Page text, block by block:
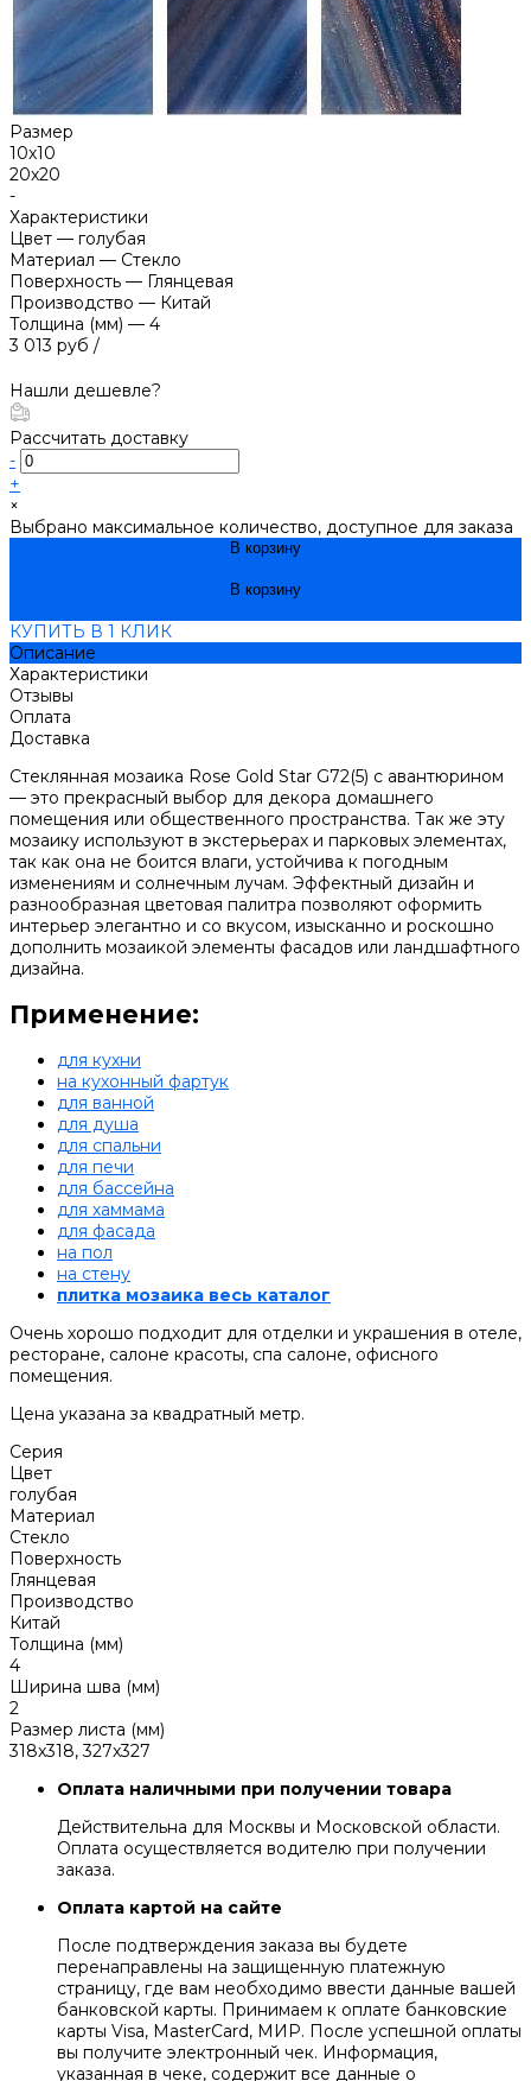
Размер
10х10
20х20
-
Характеристики
Цвет — голубая
Материал — Стекло
Поверхность — Глянцевая
Производство — Китай
Толщина (мм) — 4
3 013 руб /
Нашли дешевле?
Рассчитать доставку
-
+
×
Выбрано максимальное количество, доступное для заказа
В корзину
В корзину
КУПИТЬ В 1 КЛИК
Описание
Характеристики
Отзывы
Оплата
Доставка
Стеклянная мозаика Rose Gold Star G72(5) с авантюрином
— это прекрасный выбор для декора домашнего
помещения или общественного пространства. Так же эту
мозаику используют в экстерьерах и парковых элементах,
так как она не боится влаги, устойчива к погодным
изменениям и солнечным лучам. Эффектный дизайн и
разнообразная цветовая палитра позволяют оформить
интерьер элегантно и со вкусом, изысканно и роскошно
дополнить мозаикой элементы фасадов или ландшафтного
дизайна.
Применение:
для кухни
на кухонный фартук
для ванной
для душа
для спальни
для печи
для бассейна
для хаммама
для фасада
на пол
на стену
плитка мозаика весь каталог
Очень хорошо подходит для отделки и украшения в отеле,
ресторане, салоне красоты, спа салоне, офисного
помещения.
Цена указана за квадратный метр.
Серия
Цвет
голубая
Материал
Стекло
Поверхность
Глянцевая
Производство
Китай
Толщина (мм)
4
Ширина шва (мм)
2
Размер листа (мм)
318x318, 327x327
Оплата наличными при получении товара
Действительна для Москвы и Московской области.
Оплата осуществляется водителю при получении
заказа.
Оплата картой на сайте
После подтверждения заказа вы будете
перенаправлены на защищенную платежную
страницу, где вам необходимо ввести данные вашей
банковской карты. Принимаем к оплате банковские
карты Visa, MasterCard, МИР. После успешной оплаты
вы получите электронный чек. Информация,
указанная в чеке, содержит все данные о